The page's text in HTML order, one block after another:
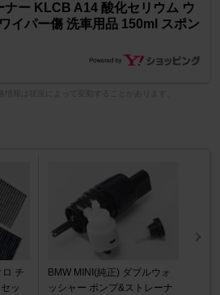
ナー KLCB A14 酸化セリウム ウ
イパー傷 洗車用品 150ml スポン
チ
ッ
BMW MINI(純正) ダブルウォ
ッシャー ポンプ&ストレーナ